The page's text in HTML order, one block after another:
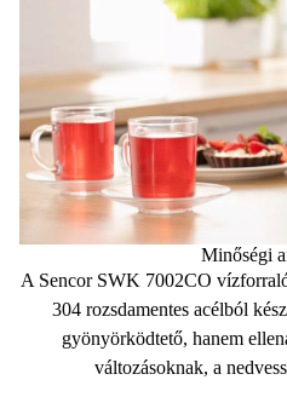
Minőségi
A Sencor SWK 7002CO
304 rozsdamentes acélból
gyönyörködtető, hanem
változásoknak, a